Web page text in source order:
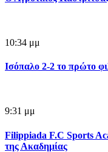
10:34 μμ
Ισόπαλο 2-2 το πρώτο
9:31 μμ
Filippiada F.C Sports
της Ακαδημίας